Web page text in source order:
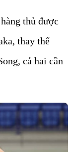
thủ được
thay thế
cả hai cần